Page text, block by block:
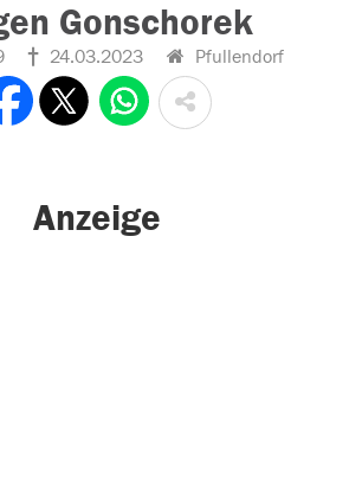
Gonschorek
24.03.2023 Pfullendorf
Anzeige